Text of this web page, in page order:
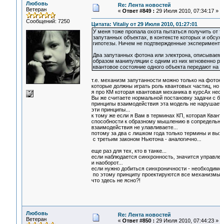
Любовь
Ветеран
Сообщений: 7250
Re: Лента новостей
« Ответ #849 : 29 Июля 2010, 07:34:17 »
Цитата: Vitaliy от 29 Июля 2010, 01:27:01
У меня тоже пропала охота пытаться получить
запутанных объектах, в контексте которых и
гипотезы. Ничем не подтвержденные
Два запутанных фотона или электрона,
образом манипуляции с одним из них мгновенно
квантовое состояние одного объекта передают
т.е. механизм запутанности можно только на
которые должны играть роль квантовых частиц,
я про КМ которая квантовая механика в курсАх
Вы же считаете нормальной постановку задачи
принципы взаимодействия эта модель не
эти принципы...
к тому же если я Вам в терминах КП, которая
способности к образному мышлению в
взаимодействия не улавливаете...
потому за два с лишком года только термины и
с третьим законом Ньютона - аналогично...
еще раз для тех, кто в танке...
если наблюдается синхронность, значится
и наоборот...
если нужно добиться синхроничности -
по этому принципу проектируются все
что здесь не ясно?!
Любовь
Ветеран
Re: Лента новостей
« Ответ #850 : 29 Июля 2010, 07:44:23 »